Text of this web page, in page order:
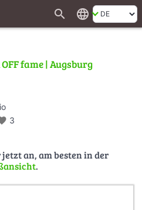
search language
fame | Augsburg
3
an, am besten in der
.